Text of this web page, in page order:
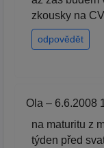
zkousky na
odpovědět
Ola – 6.6.2008
na maturitu z
týden před